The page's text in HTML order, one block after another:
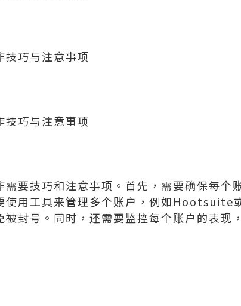
技巧与注意事项
技巧与注意事项
要技巧和注意事项。首先，需要确保每个
使用工具来管理多个账户，例如
被封号。同时，还需要监控每个账户的表现